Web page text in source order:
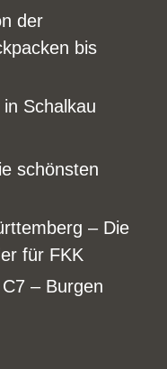
der
bis
Schalkau
schönsten
– Die
für FKK
– Burgen